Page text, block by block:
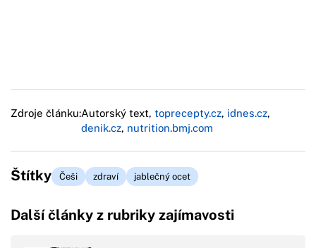
Zdroje článku:Autorský text, toprecepty.cz, idnes.cz,
denik.cz, nutrition.bmj.com
Štítky Češi zdraví jablečný ocet
Další články z rubriky zajímavosti